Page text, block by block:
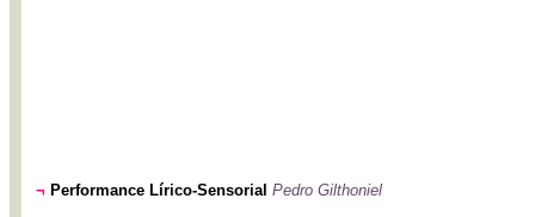
¬ Performance Lírico-Sensorial Pedro Gilthoniel